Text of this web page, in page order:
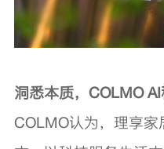
洞悉本质，COLMO
COLMO认为，理享